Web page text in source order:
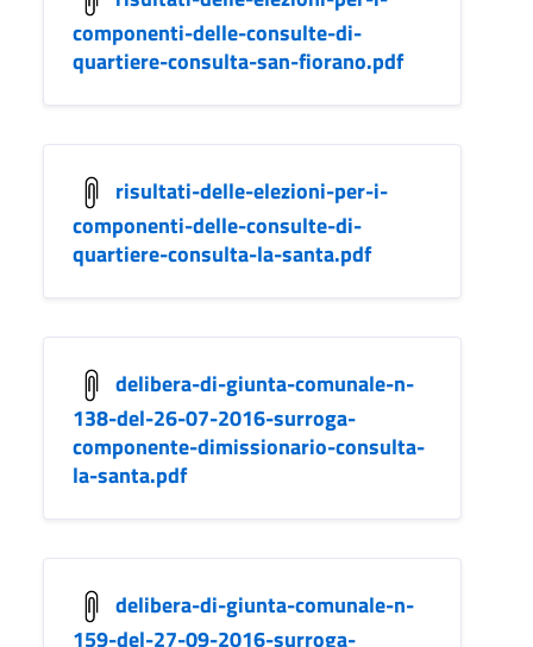
componenti-delle-consulte-di-
quartiere-consulta-san-fiorano.pdf
risultati-delle-elezioni-per-i-
componenti-delle-consulte-di-
quartiere-consulta-la-santa.pdf
delibera-di-giunta-comunale-n-
138-del-26-07-2016-surroga-
componente-dimissionario-consulta-
la-santa.pdf
delibera-di-giunta-comunale-n-
159-del-27-09-2016-surroga-